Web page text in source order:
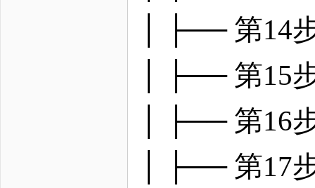
│ ├── 第14
│ ├── 第15
│ ├── 第16
│ ├── 第17